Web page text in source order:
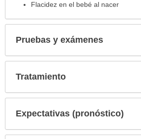
Flacidez en el bebé al nacer
Pruebas y exámenes
Tratamiento
Expectativas (pronóstico)